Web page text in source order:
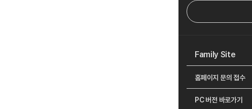
Family Site
홈페이지 문의 접수
PC 버전 바로가기